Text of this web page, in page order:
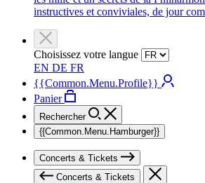
instructives et conviviales, de jour
Choisissez votre langue
EN DE FR
{{Common.Menu.Profile}}
Panier
Rechercher
{{Common.Menu.Hamburger}}
Concerts & Tickets
Concerts & Tickets